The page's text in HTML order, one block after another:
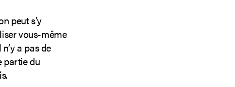
peut s’y
vous-même
a pas de
partie du